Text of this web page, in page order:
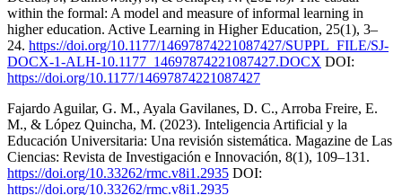
within the formal: A model and measure of informal learning in
higher education. Active Learning in Higher Education, 25(1), 3–
24. https://doi.org/10.1177/14697874221087427/SUPPL_FILE/SJ-
DOCX-1-ALH-10.1177_14697874221087427.DOCX DOI:
https://doi.org/10.1177/14697874221087427
Fajardo Aguilar, G. M., Ayala Gavilanes, D. C., Arroba Freire, E.
M., & López Quincha, M. (2023). Inteligencia Artificial y la
Educación Universitaria: Una revisión sistemática. Magazine de Las
Ciencias: Revista de Investigación e Innovación, 8(1), 109–131.
https://doi.org/10.33262/rmc.v8i1.2935 DOI:
https://doi.org/10.33262/rmc.v8i1.2935